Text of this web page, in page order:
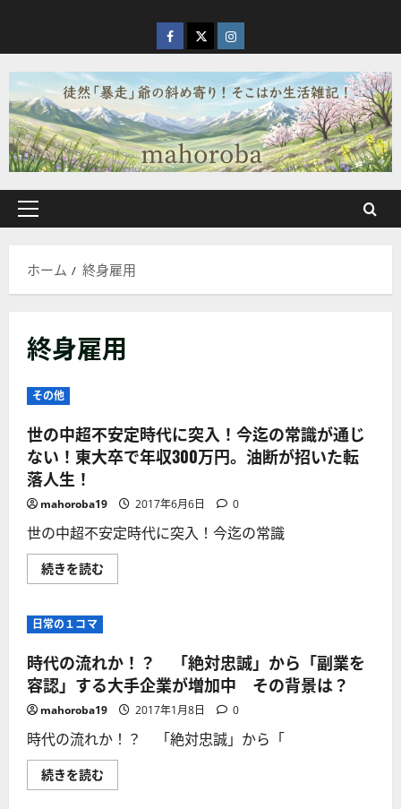
を
ス
キ
ッ
プ
facebook
X Instagram
メ
ン
ー
ホーム 終身雇用
終身雇用
その他
世の中超不安定時代に突入！今迄の常識が通じ
ない！東大卒で年収300万円。油断が招いた転
落人生！
mahoroba19 2017年6月6日 0
世の中超不安定時代に突入！今迄の常識
続きを読む
の
時
代
に
突
入！
今
迄
の
常
通
日常の１コマ
時代の流れか！？ 「絶対忠誠」から「副業を
容認」する大手企業が増加中 その背景は？
mahoroba19 2017年1月8日 0
時代の流れか！？ 「絶対忠誠」から「
続きを読む
代